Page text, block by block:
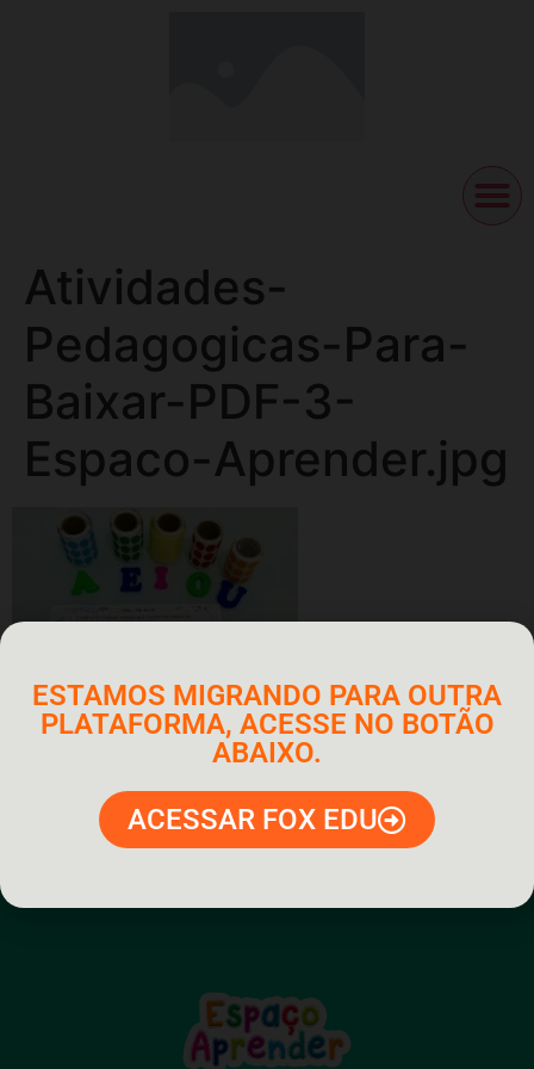
Atividades-
Pedagogicas-Para-
Baixar-PDF-3-
Espaco-Aprender.jpg
ESTAMOS MIGRANDO PARA OUTRA
PLATAFORMA, ACESSE NO BOTÃO
ABAIXO.
ACESSAR FOX EDU